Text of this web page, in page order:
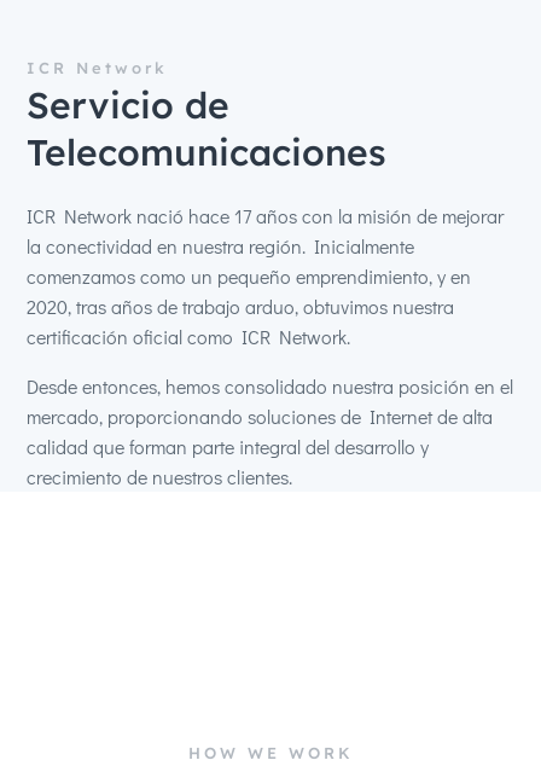
ICR Network
Servicio de
Telecomunicaciones
ICR Network nació hace 17 años con la misión de mejorar
la conectividad en nuestra región. Inicialmente
comenzamos como un pequeño emprendimiento, y en
2020, tras años de trabajo arduo, obtuvimos nuestra
certificación oficial como ICR Network.
Desde entonces, hemos consolidado nuestra posición en el
mercado, proporcionando soluciones de Internet de alta
calidad que forman parte integral del desarrollo y
crecimiento de nuestros clientes.
HOW WE WORK